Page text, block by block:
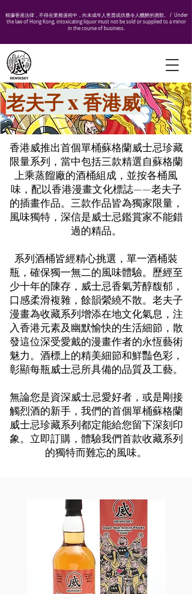
根據香港法律，不得在業務過程中，向未成年人售賣或供應令人醺醉的酒類。 / Under
the law of Hong Kong, intoxicating liquor must not be sold or supplied to a minor
in the course of business.
老夫子 x 香港威
香港威推出首個單桶蘇格蘭威士忌珍藏
限量系列，當中包括三款精選自蘇格蘭
上乘蒸餾廠的酒桶組成，並按各桶風
味，配以香港漫畫文化標誌——老夫子
的插畫作品。三款作品皆為獨家限量，
風味獨特，深信是威士忌鑑賞家不能錯
過的精品。
系列酒桶皆經精心挑選，單一酒桶裝
瓶，確保獨一無二的風味體驗。歷經至
少十年的陳存，威士忌香氣芳醇馥郁，
口感柔滑複雜，餘韻縈繞不散。老夫子
漫畫為收藏系列增添在地文化氣息，注
入香港元素及幽默愉快的生活細節，散
發這位深受愛戴的漫畫作者的永恆藝術
魅力。酒標上的精美細節和鮮豔色彩，
彰顯每瓶威士忌所具備的品質及工藝。
無論您是資深威士忌愛好者，或是剛接
觸烈酒的新手，我們的首個單桶蘇格蘭
威士忌珍藏系列都定能給您留下深刻印
象。立即訂購，體驗我們首款收藏系列
的獨特而難忘的風味。